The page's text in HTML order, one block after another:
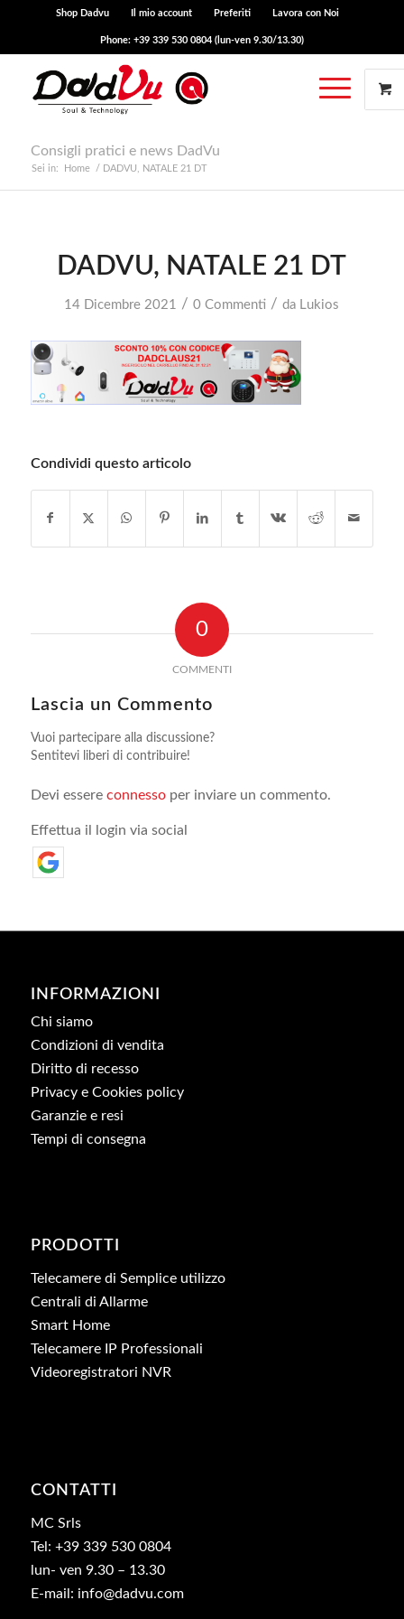
Shop Dadvu Il mio account Preferiti Lavora con Noi
Phone: +39 339 530 0804 (lun-ven 9.30/13.30)
Consigli pratici e news DadVu
Sei in: Home / DADVU, NATALE 21 DT
DADVU, NATALE 21 DT
14 Dicembre 2021 / 0 Commenti / da Lukios
Condividi questo articolo
0
COMMENTI
Lascia un Commento
Vuoi partecipare alla discussione?
Sentitevi liberi di contribuire!
Devi essere connessoper inviare un commento.
Effettua il login via social
INFORMAZIONI
Chi siamo
Condizioni di vendita
Diritto di recesso
Privacy e Cookies policy
Garanzie e resi
Tempi di consegna
PRODOTTI
Telecamere di Semplice utilizzo
Centrali di Allarme
Smart Home
Telecamere IP Professionali
Videoregistratori NVR
CONTATTI
MC Srls
Tel: +39 339 530 0804
lun- ven 9.30 – 13.30
E-mail: info@dadvu.com